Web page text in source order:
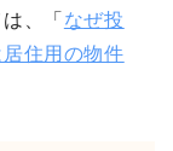
、「 なぜ投
住用の物件